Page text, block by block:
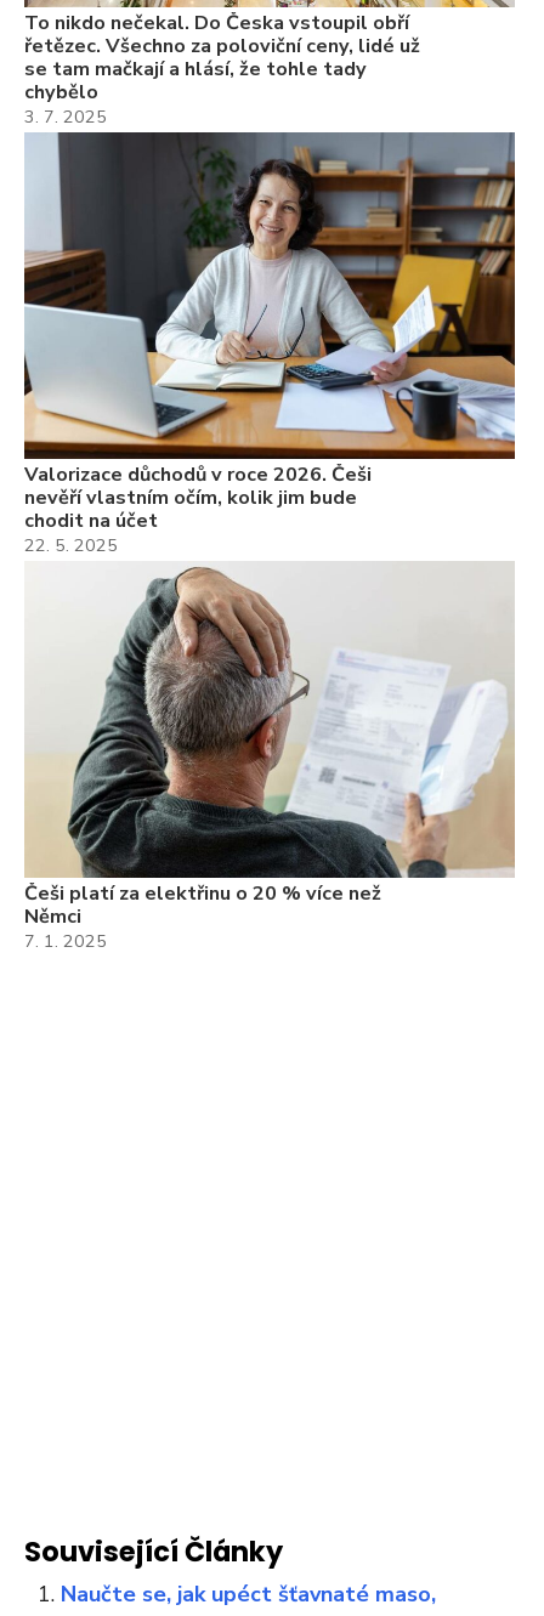
To nikdo nečekal. Do Česka vstoupil obří
řetězec. Všechno za poloviční ceny, lidé už
se tam mačkají a hlásí, že tohle tady
chybělo
3. 7. 2025
Valorizace důchodů v roce 2026. Češi
nevěří vlastním očím, kolik jim bude
chodit na účet
22. 5. 2025
Češi platí za elektřinu o 20 % více než
Němci
7. 1. 2025
Související Články
Naučte se, jak upéct šťavnaté maso,